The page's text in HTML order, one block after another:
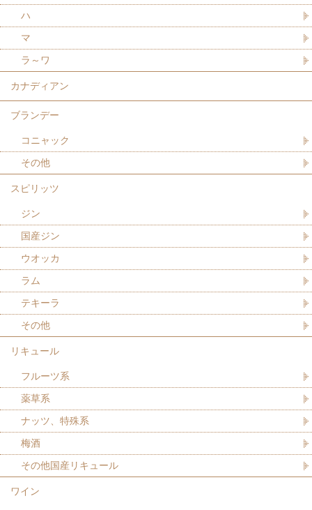
ハ
マ
ラ～ワ
カナディアン
ブランデー
コニャック
その他
スピリッツ
ジン
国産ジン
ウオッカ
ラム
テキーラ
その他
リキュール
フルーツ系
薬草系
ナッツ、特殊系
梅酒
その他国産リキュール
ワイン